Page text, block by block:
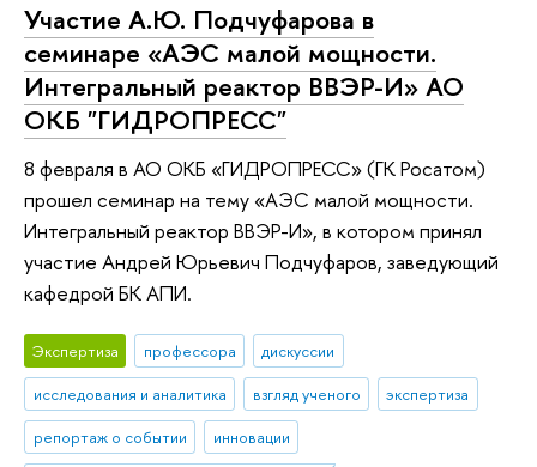
Участие А.Ю. Подчуфарова в
семинаре «АЭС малой мощности.
Интегральный реактор ВВЭР-И» АО
ОКБ "ГИДРОПРЕСС"
8 февраля в АО ОКБ «ГИДРОПРЕСС» (ГК Росатом)
прошел семинар на тему «АЭС малой мощности.
Интегральный реактор ВВЭР-И», в котором принял
участие Андрей Юрьевич Подчуфаров, заведующий
кафедрой БК АПИ.
Экспертиза профессора
дискуссии
исследования и аналитика
взгляд ученого
экспертиза
репортаж о событии
инновации